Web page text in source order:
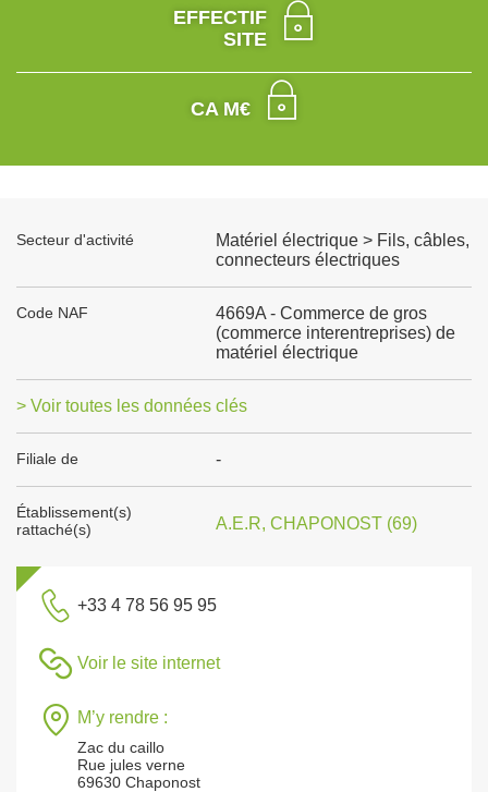
EFFECTIF
SITE
CA M€
Secteur d'activité
Matériel électrique > Fils, câbles,
connecteurs électriques
Code NAF
4669A - Commerce de gros
(commerce interentreprises) de
matériel électrique
> Voir toutes les données clés
Filiale de -
Établissement(s)
rattaché(s)
A.E.R, CHAPONOST (69)
+33 4 78 56 95 95
Voir le site internet
M’y rendre :
Zac du caillo
Rue jules verne
69630 Chaponost